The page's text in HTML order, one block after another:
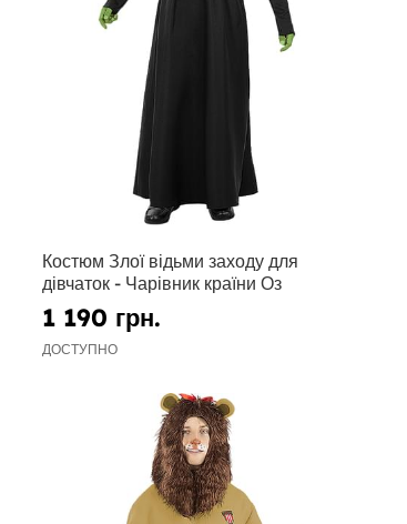
Костюм Злої відьми заходу для
дівчаток - Чарівник країни Оз
1 190 грн.
ДОСТУПНО